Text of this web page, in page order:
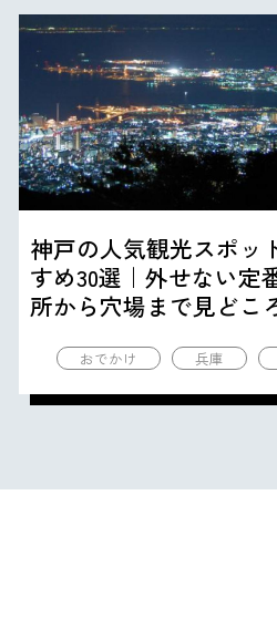
神戸の人気観光スポッ
すめ30選｜外せない定
所から穴場まで見どこ
おでかけ 兵庫